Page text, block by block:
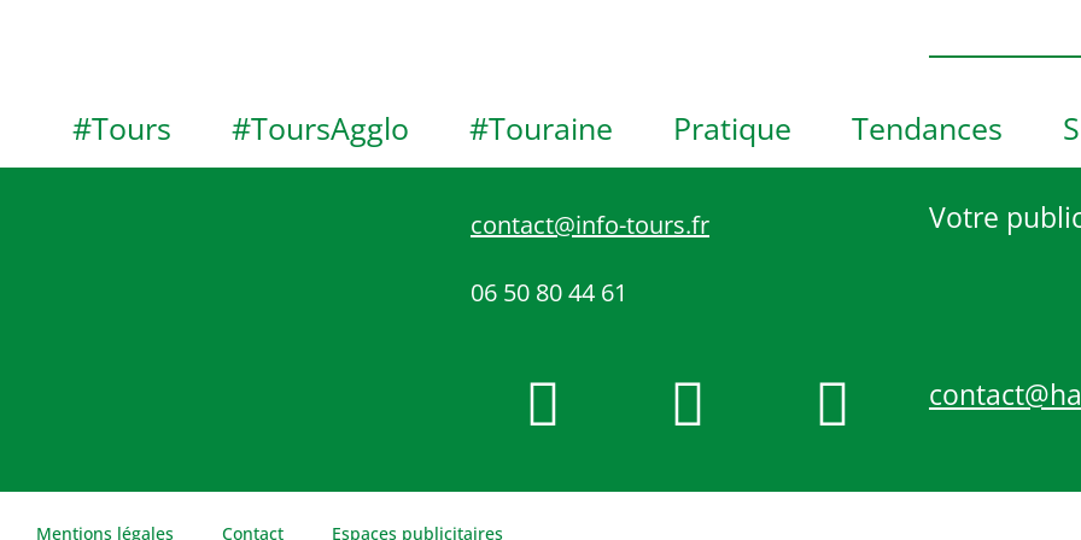
V
i
e
#Tours #ToursAgglo #Touraine Pratique Tendances
contact@info-tours.fr
06 50 80 44 61
Votre
Mentions légales Contact Espaces publicitaires